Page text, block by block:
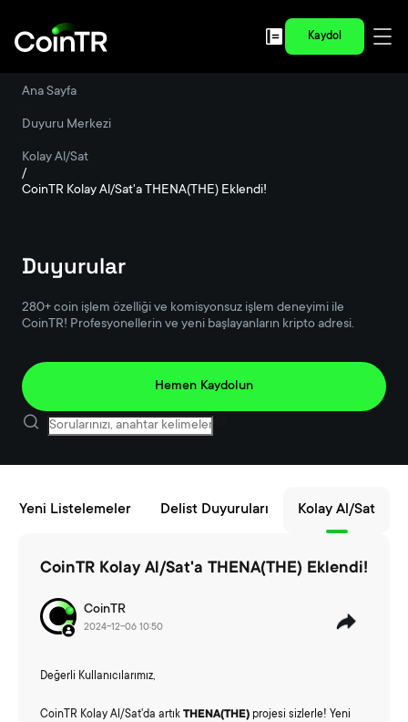
Kaydol
Ana Sayfa
Duyuru Merkezi
Kolay Al/Sat
/
CoinTR Kolay Al/Sat'a THENA(THE) Eklendi!
Duyurular
280+ coin işlem özelliği ve komisyonsuz işlem deneyimi ile
CoinTR! Profesyonellerin ve yeni başlayanların kripto adresi.
Hemen Kaydolun
Yeni Listelemeler Delist Duyuruları Kolay Al/Sat
CoinTR Kolay Al/Sat'a THENA(THE) Eklendi!
CoinTR
2024-12-06 10:50
Değerli Kullanıcılarımız,
CoinTR Kolay Al/Sat'da artık THENA(THE) projesi sizlerle! Yeni